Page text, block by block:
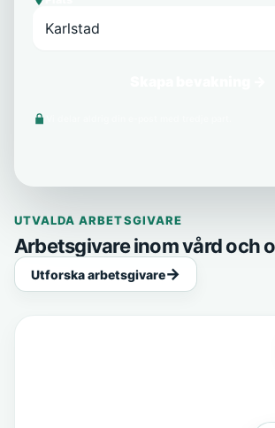
UTVALDA ARBETSGIVARE
Arbetsgivare inom vård och
Utforska arbetsgivare